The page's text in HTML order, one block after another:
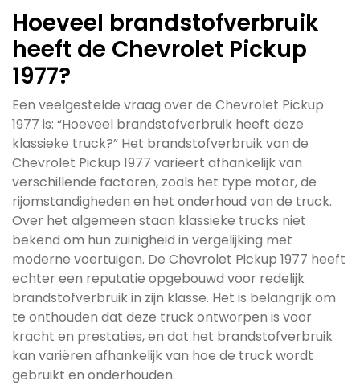
Hoeveel brandstofverbruik
heeft de Chevrolet Pickup
1977?
Een veelgestelde vraag over de Chevrolet Pickup
1977 is: “Hoeveel brandstofverbruik heeft deze
klassieke truck?” Het brandstofverbruik van de
Chevrolet Pickup 1977 varieert afhankelijk van
verschillende factoren, zoals het type motor, de
rijomstandigheden en het onderhoud van de truck.
Over het algemeen staan klassieke trucks niet
bekend om hun zuinigheid in vergelijking met
moderne voertuigen. De Chevrolet Pickup 1977 heeft
echter een reputatie opgebouwd voor redelijk
brandstofverbruik in zijn klasse. Het is belangrijk om
te onthouden dat deze truck ontworpen is voor
kracht en prestaties, en dat het brandstofverbruik
kan variëren afhankelijk van hoe de truck wordt
gebruikt en onderhouden.